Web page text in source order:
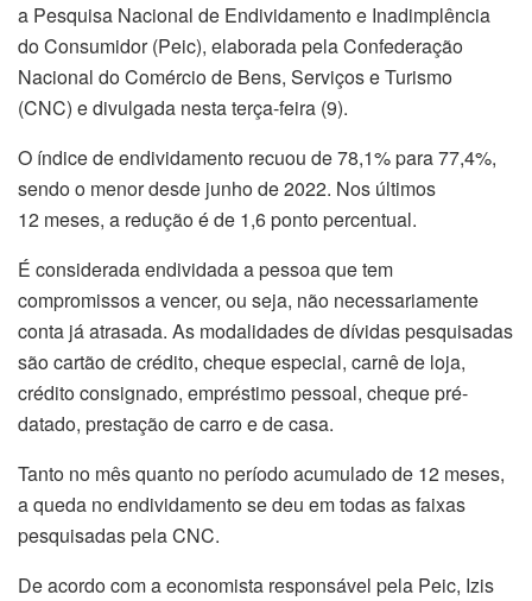
a Pesquisa Nacional de Endividamento e Inadimplência
do Consumidor (Peic), elaborada pela Confederação
Nacional do Comércio de Bens, Serviços e Turismo
(CNC) e divulgada nesta terça-feira (9).
O índice de endividamento recuou de 78,1% para 77,4%,
sendo o menor desde junho de 2022. Nos últimos
12 meses, a redução é de 1,6 ponto percentual.
É considerada endividada a pessoa que tem
compromissos a vencer, ou seja, não necessariamente
conta já atrasada. As modalidades de dívidas pesquisadas
são cartão de crédito, cheque especial, carnê de loja,
crédito consignado, empréstimo pessoal, cheque pré-
datado, prestação de carro e de casa.
Tanto no mês quanto no período acumulado de 12 meses,
a queda no endividamento se deu em todas as faixas
pesquisadas pela CNC.
De acordo com a economista responsável pela Peic, Izis